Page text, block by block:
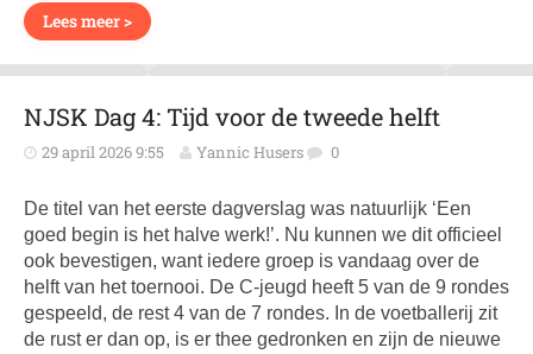
Lees meer >
NJSK Dag 4: Tijd voor de tweede helft
29 april 2026 9:55 Yannic Husers 0
De titel van het eerste dagverslag was natuurlijk ‘Een
goed begin is het halve werk!’. Nu kunnen we dit officieel
ook bevestigen, want iedere groep is vandaag over de
helft van het toernooi. De C-jeugd heeft 5 van de 9 rondes
gespeeld, de rest 4 van de 7 rondes. In de voetballerij zit
de rust er dan op, is er thee gedronken en zijn de nieuwe